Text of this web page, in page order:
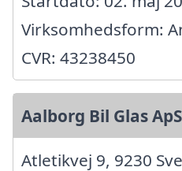
Virksomhedsform:
CVR: 43238450
Aalborg Bil Glas ApS
Atletikvej 9, 9230